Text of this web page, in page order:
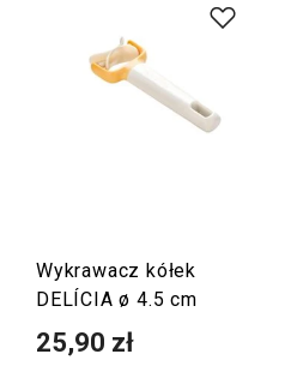
Wykrawacz kółek
DELÍCIA ø 4.5 cm
25,90 zł